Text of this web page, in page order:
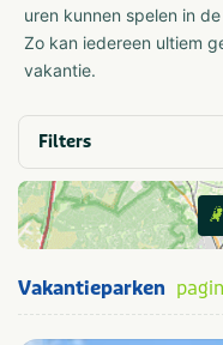
uren kunnen spelen in
Zo kan iedereen ultiem
vakantie.
Filters
Vakantieparken